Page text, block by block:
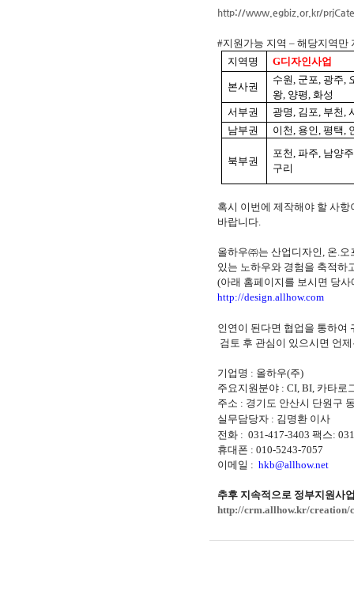
http://www.egbiz.or.kr/
#지원가능 지역 – 해당지역만
지역명
G디자인사업
본사권
수원, 군포, 광주,
왕, 양평, 화성
서부권
광명, 김포, 부천,
남부권
이천, 용인, 평택,
북부권
포천, 파주, 남양주
구리
혹시 이번에 제작해야 할 사
바랍니다.
올하우㈜는 산업디자인, 온.오
있는 노하우와 경험을 축적하
(아래 홈페이지를 보시면 당
http://design.allhow.com
인연이 된다면 협업을 통하여
검토 후 관심이 있으시면 언
기업명 : 올하우(주)
주요지원분야 : CI, BI, 카타로
주소 : 경기도 안산시 단원구
실무담당자: 김명환 이사
전화 : 031-417-3403 팩스:
휴대폰 : 010-5243-7057
이메일 : hkb@allhow.net
추후 지속적으로 정부지원사
http://crm.allhow.kr/creation/